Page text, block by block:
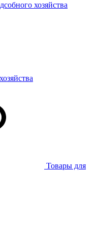
хозяйства
Товары для